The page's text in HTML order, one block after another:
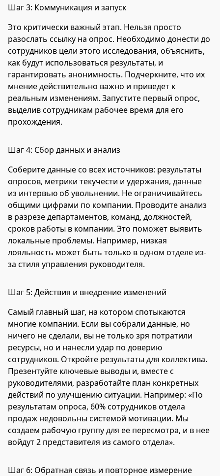
Шаг 3: Коммуникация и запуск
Это критически важный этап. Нельзя просто
разослать ссылку на опрос. Необходимо донести до
сотрудников цели этого исследования, объяснить,
как будут использоваться результаты, и
гарантировать анонимность. Подчеркните, что их
мнение действительно важно и приведет к
реальным изменениям. Запустите первый опрос,
выделив сотрудникам рабочее время для его
прохождения.
Шаг 4: Сбор данных и анализ
Соберите данные со всех источников: результаты
опросов, метрики текучести и удержания, данные
из интервью об увольнении. Не ограничивайтесь
общими цифрами по компании. Проводите анализ
в разрезе департаментов, команд, должностей,
сроков работы в компании. Это поможет выявить
локальные проблемы. Например, низкая
лояльность может быть только в одном отделе из-
за стиля управления руководителя.
Шаг 5: Действия и внедрение изменений
Самый главный шаг, на котором спотыкаются
многие компании. Если вы собрали данные, но
ничего не сделали, вы не только зря потратили
ресурсы, но и нанесли удар по доверию
сотрудников. Откройте результаты для коллектива.
Презентуйте ключевые выводы и, вместе с
руководителями, разработайте план конкретных
действий по улучшению ситуации. Например: «По
результатам опроса, 60% сотрудников отдела
продаж недовольны системой мотивации. Мы
создаем рабочую группу для ее пересмотра, и в нее
войдут 2 представителя из самого отдела».
Шаг 6: Обратная связь и повторное измерение